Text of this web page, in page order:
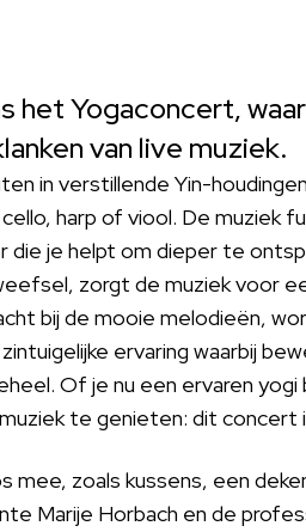
het Yogaconcert,
van live muziek.
in verstillende Yin-
harp of viool. De muziek
je helpt om dieper te
zorgt de muziek voor
bij de mooie melodieën,
ervaring waarbij
Of je nu een ervaren
te genieten: dit concert
mee, zoals kussens, een
Marije Horbach en de